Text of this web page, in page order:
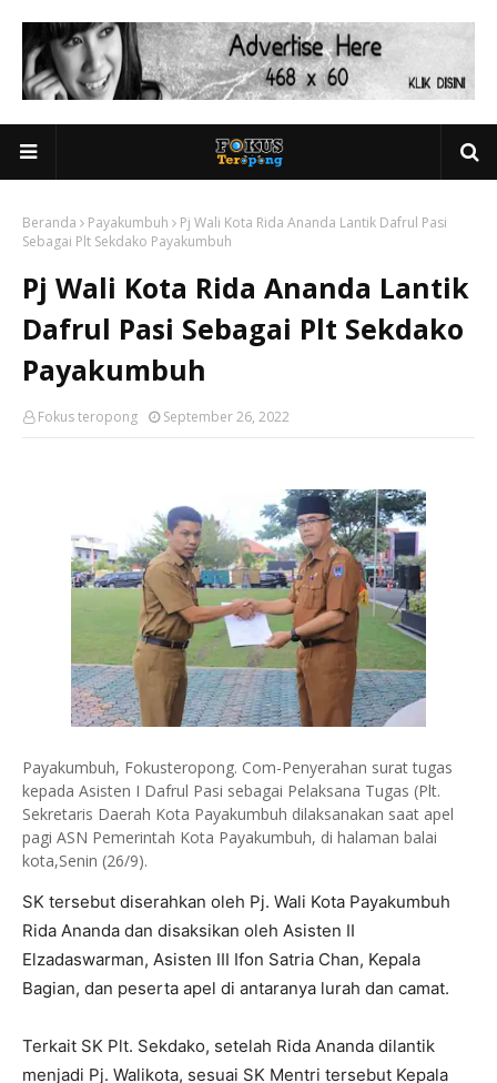
Beranda Payakumbuh
Pj Wali Kota Rida Ananda Lantik Dafrul Pasi
Sebagai Plt Sekdako Payakumbuh
Pj Wali Kota Rida Ananda Lantik
Dafrul Pasi Sebagai Plt Sekdako
Payakumbuh
Fokus teropong September 26, 2022
Payakumbuh, Fokusteropong. Com-Penyerahan surat tugas
kepada Asisten I Dafrul Pasi sebagai Pelaksana Tugas (Plt.
Sekretaris Daerah Kota Payakumbuh dilaksanakan saat apel
pagi ASN Pemerintah Kota Payakumbuh, di halaman balai
kota,Senin (26/9).
SK tersebut diserahkan oleh Pj. Wali Kota Payakumbuh
Rida Ananda dan disaksikan oleh Asisten II
Elzadaswarman, Asisten III Ifon Satria Chan, Kepala
Bagian, dan peserta apel di antaranya lurah dan camat.
Terkait SK Plt. Sekdako, setelah Rida Ananda dilantik
menjadi Pj. Walikota, sesuai SK Mentri tersebut Kepala